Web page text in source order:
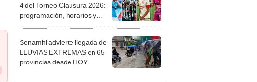
4 del Torneo Clausura 2026:
programación, horarios y
Senamhi advierte llegada de
LLUVIAS EXTREMAS en 65
provincias desde HOY